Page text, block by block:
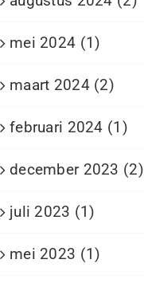
mei 2024 (1)
maart 2024 (2)
februari 2024 (1)
december 2023 (2)
juli 2023 (1)
mei 2023 (1)